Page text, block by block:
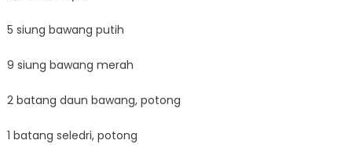
5 siung bawang putih
9 siung bawang merah
2 batang daun bawang, potong
1 batang seledri, potong